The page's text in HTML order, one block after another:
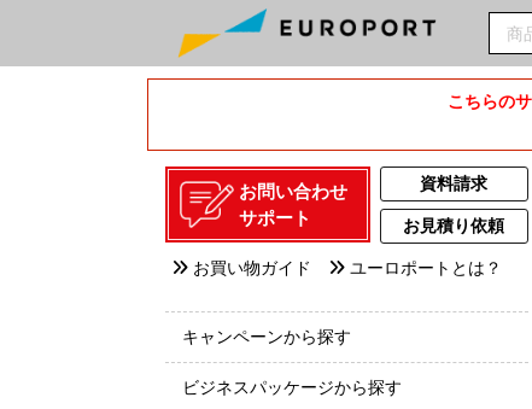
こちらの
お問い合わせ
サポート
資料請求
お見積り依頼
お買い物ガイド ユーロポートとは？
キャンペーンから探す
ビジネスパッケージから探す